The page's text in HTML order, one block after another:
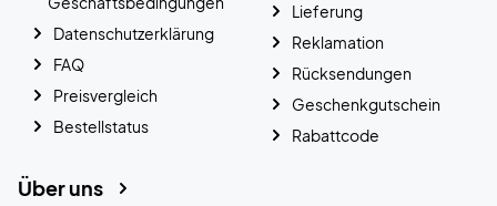
Datenschutzerklärung
FAQ
Preisvergleich
Bestellstatus
Lieferung
Reklamation
Rücksendungen
Geschenkgutschein
Rabattcode
Über uns